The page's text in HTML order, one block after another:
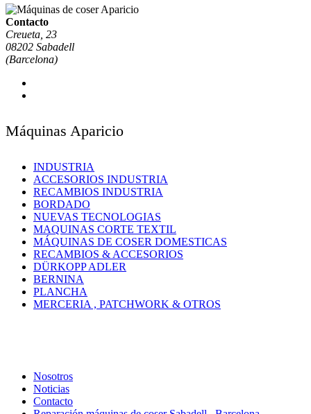
Contacto
Creueta, 23
08202 Sabadell
(Barcelona)
Máquinas Aparicio
INDUSTRIA
ACCESORIOS INDUSTRIA
RECAMBIOS INDUSTRIA
BORDADO
NUEVAS TECNOLOGIAS
MAQUINAS CORTE TEXTIL
MÁQUINAS DE COSER DOMESTICAS
RECAMBIOS & ACCESORIOS
DÜRKOPP ADLER
BERNINA
PLANCHA
MERCERIA , PATCHWORK & OTROS
Nosotros
Noticias
Contacto